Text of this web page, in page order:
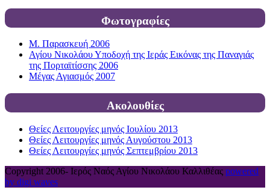
Φωτογραφίες
Μ. Παρασκευή 2006
Αγίου Νικολάου Υποδοχή της Ιεράς Εικόνας της Παναγιάς
της Πορταϊτίσσης 2006
Μέγας Αγιασμός 2007
Ακολουθίες
Θείες Λειτουργίες μηνός Ιουλίου 2013
Θείες Λειτουργίες μηνός Αυγούστου 2013
Θείες Λειτουργίες μηνός Σεπτεμβρίου 2013
Copyright 2006- Ιερός Ναός Αγίου Νικολάου Καλλιθέας powered
by digi waves